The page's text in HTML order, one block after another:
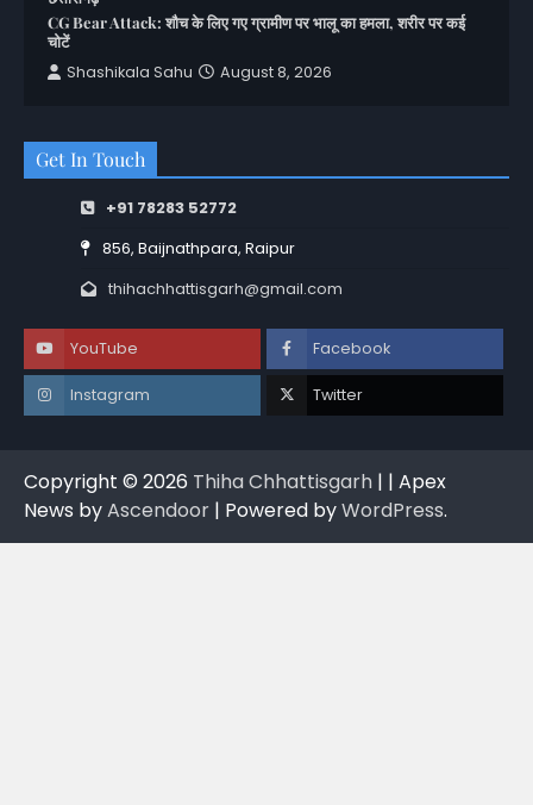
CG Bear Attack: शौच के लिए गए ग्रामीण पर भालू का हमला, शरीर पर कई
चोटें
Shashikala Sahu
August 8, 2026
Get In Touch
+91 78283 52772
856, Baijnathpara, Raipur
thihachhattisgarh@gmail.com
YouTube Facebook
Instagram Twitter
Copyright © 2026 Thiha Chhattisgarh | | Apex
News byAscendoor | Powered byWordPress.